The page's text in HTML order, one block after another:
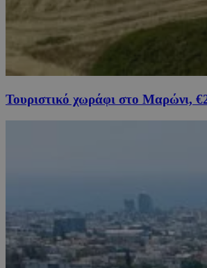
Τουριστικό χωράφι στο Μαρώνι,